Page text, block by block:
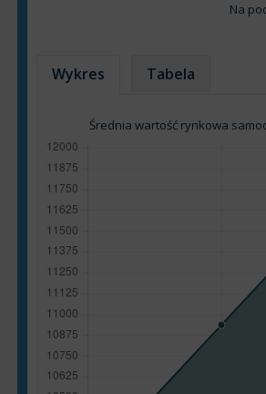
Na
Wykres Tabela
Średnia wartość rynkowa